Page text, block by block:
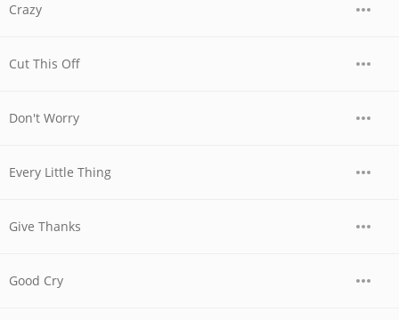
Crazy
Cut This Off
Don't Worry
Every Little Thing
Give Thanks
Good Cry